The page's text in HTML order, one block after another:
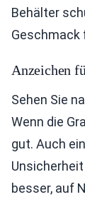
Behälter
Geschmack
Anzeichen
Sehen Sie
Wenn die
gut. Auch
besser, auf